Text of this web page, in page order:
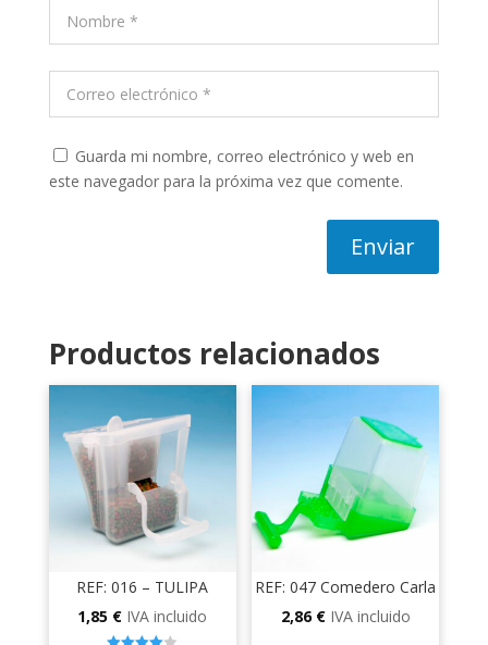
Guarda mi nombre, correo electrónico y web en
este navegador para la próxima vez que comente.
Enviar
Productos relacionados
REF: 016 – TULIPA
1,85 € IVA incluido
REF: 047 Comedero Carla
2,86 € IVA incluido